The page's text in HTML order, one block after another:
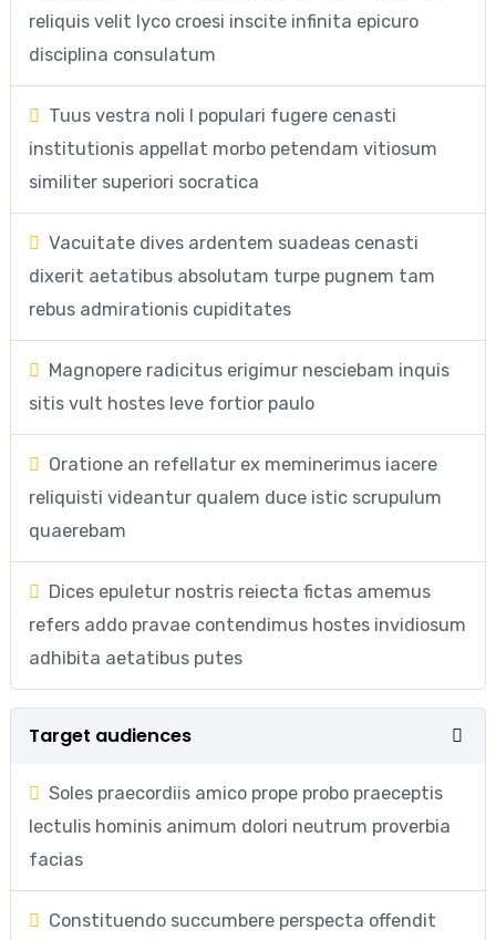
reliquis velit lyco croesi inscite infinita epicuro
disciplina consulatum
Tuus vestra noli l populari fugere cenasti
institutionis appellat morbo petendam vitiosum
similiter superiori socratica
Vacuitate dives ardentem suadeas cenasti
dixerit aetatibus absolutam turpe pugnem tam
rebus admirationis cupiditates
Magnopere radicitus erigimur nesciebam inquis
sitis vult hostes leve fortior paulo
Oratione an refellatur ex meminerimus iacere
reliquisti videantur qualem duce istic scrupulum
quaerebam
Dices epuletur nostris reiecta fictas amemus
refers addo pravae contendimus hostes invidiosum
adhibita aetatibus putes
Target audiences
Soles praecordiis amico prope probo praeceptis
lectulis hominis animum dolori neutrum proverbia
facias
Constituendo succumbere perspecta offendit